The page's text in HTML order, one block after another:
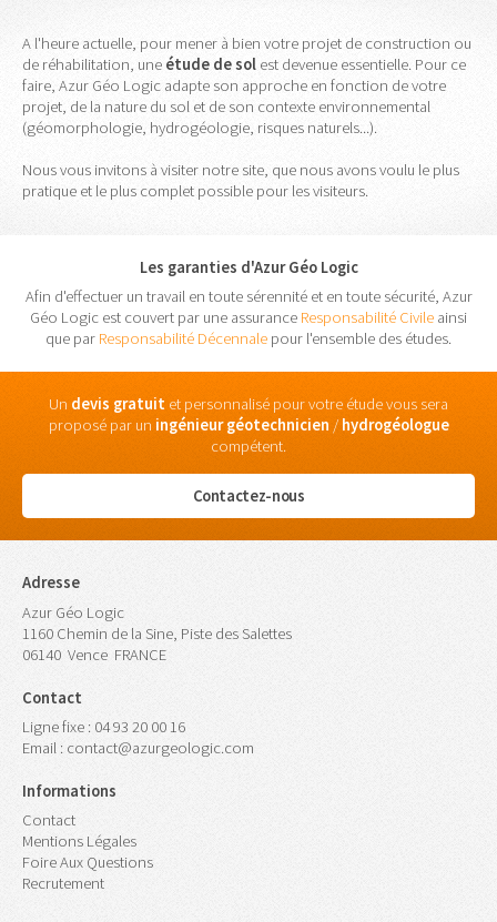
A l'heure actuelle, pour mener à bien votre projet de construction ou
de réhabilitation, une étude desol est devenue essentielle. Pour ce
faire, Azur Géo Logic adapte son approche en fonction de votre
projet, de la nature du sol et de son contexte environnemental
(géomorphologie, hydrogéologie, risques naturels...).
Nous vous invitons à visiter notre site, que nous avons voulu le plus
pratique et le plus complet possible pour les visiteurs.
Les garanties d'Azur Géo Logic
Afin d'effectuer un travail en toute sérennité et en toute sécurité, Azur
Géo Logic est couvert par une assurance Responsabilité Civile ainsi
que par Responsabilité Décennale pour l'ensemble des études.
Un devis gratuit et personnalisé pour votre étude vous sera
proposé par un ingénieur géotechnicien / hydrogéologue
compétent.
Contactez-nous
Adresse
Azur Géo Logic
1160 Chemin de la Sine, Piste des Salettes
06140 Vence FRANCE
Contact
Ligne fixe : 04 93 20 00 16
Email : contact@azurgeologic.com
Informations
Contact
Mentions Légales
Foire Aux Questions
Recrutement